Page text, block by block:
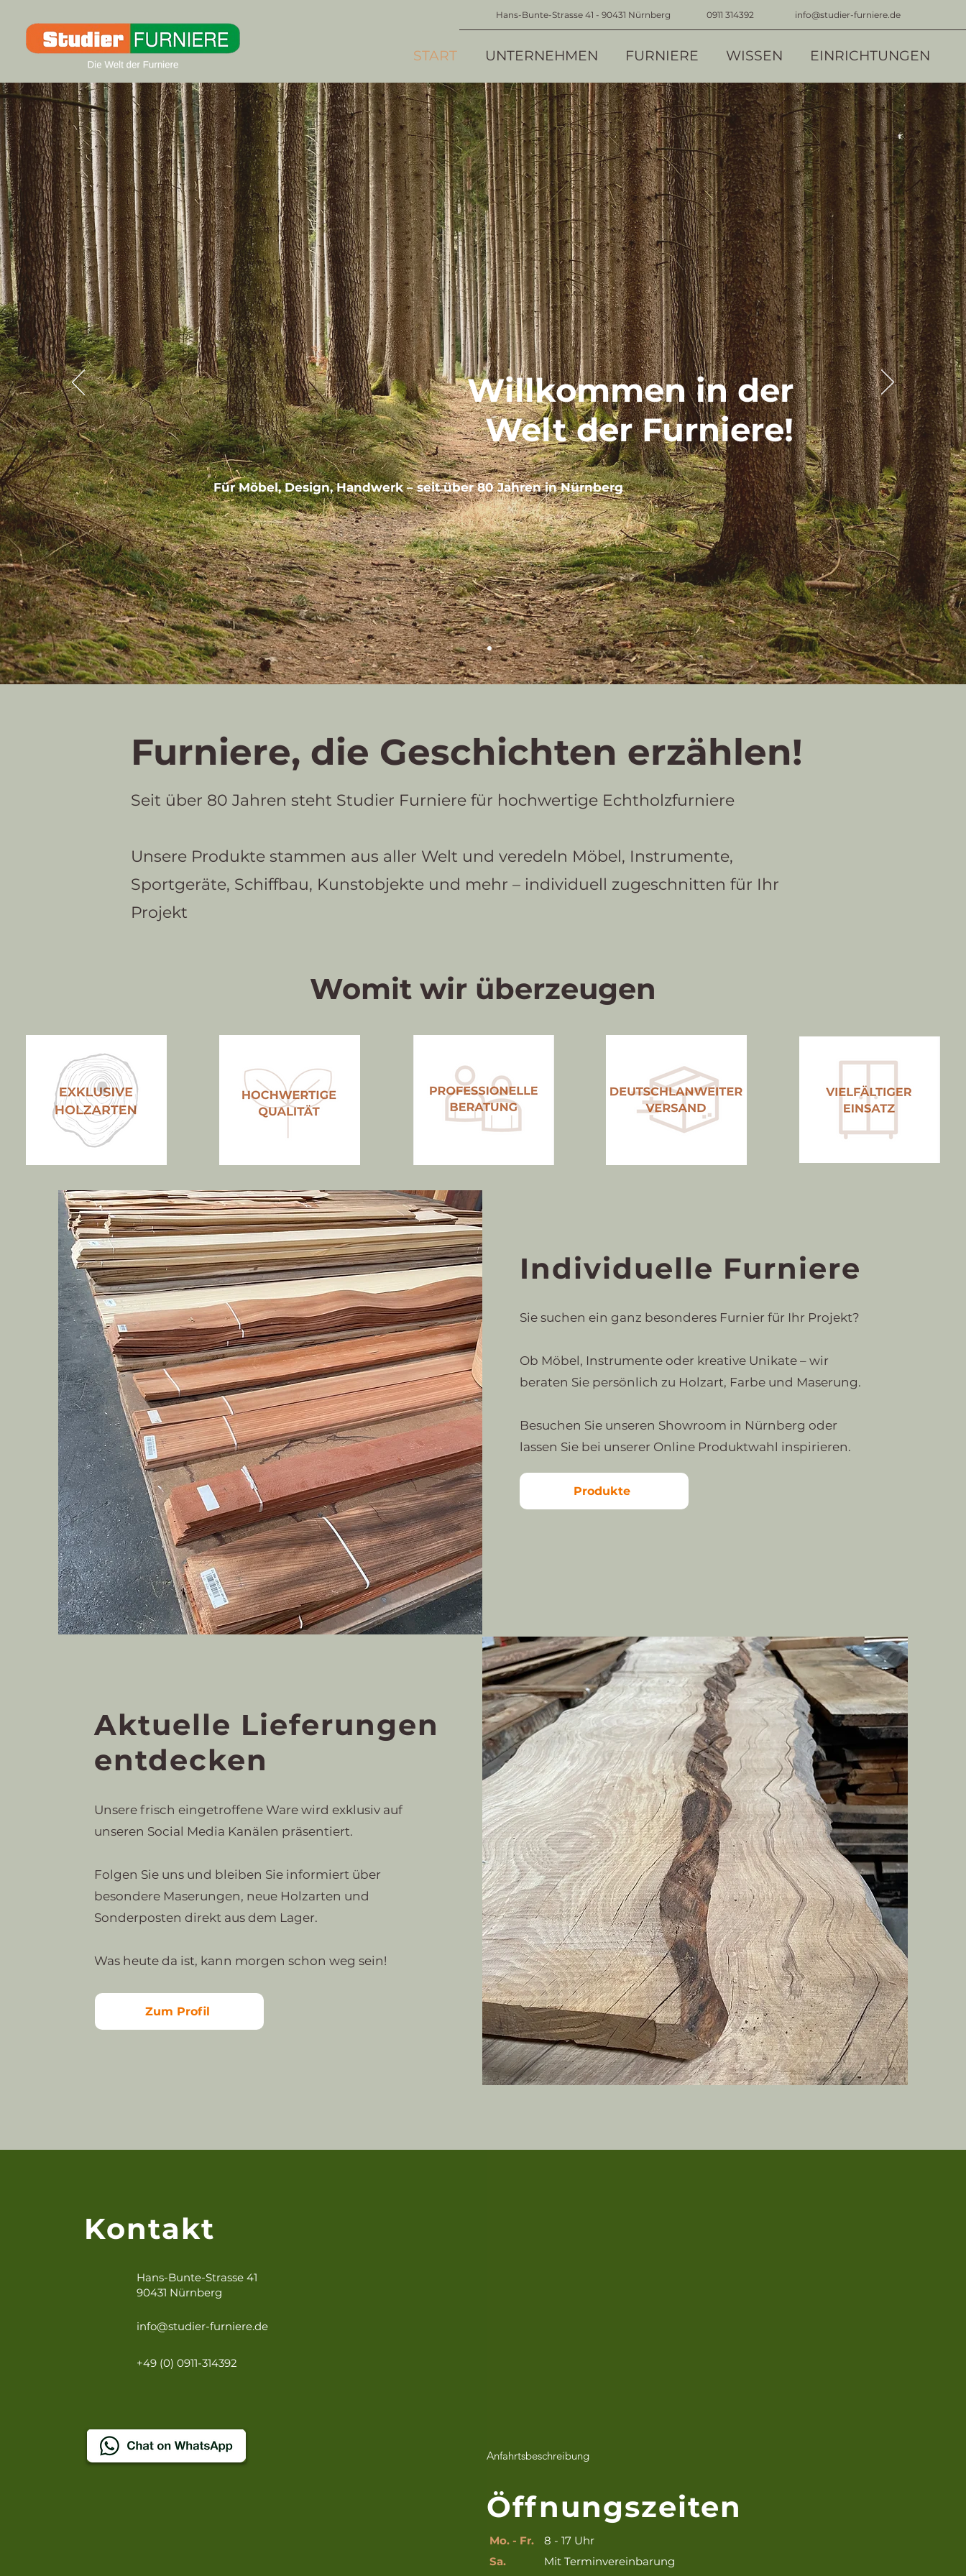
Hans-Bunte-Strasse 41 - 90431 Nürnberg 0911 314392 info@studier-furniere.de
START UNTERNEHMEN FURNIERE WISSEN EINRICHTUNGEN
Willkommen in der
Welt der Furniere!
Für Möbel, Design, Handwerk – seit über 80 Jahren in Nürnberg
Furniere, die Geschichten erzählen!
Seit über 80 Jahren steht Studier Furniere für hochwertige Echtholzfurniere
Unsere Produkte stammen aus aller Welt und veredeln Möbel, Instrumente,
Sportgeräte, Schiffbau, Kunstobjekte und mehr – individuell zugeschnitten für Ihr
Projekt
Womit wir überzeugen
Individuelle Furniere
Sie suchen ein ganz besonderes Furnier für Ihr Projekt?
Ob Möbel, Instrumente oder kreative Unikate – wir
beraten Sie persönlich zu Holzart, Farbe und Maserung.
Besuchen Sie unseren Showroom in Nürnberg oder
lassen Sie bei unserer Online Produktwahl inspirieren.
Produkte
Aktuelle Lieferungen
entdecken
Unsere frisch eingetroffene Ware wird exklusiv auf
unseren Social Media Kanälen präsentiert.
Folgen Sie uns und bleiben Sie informiert über
besondere Maserungen, neue Holzarten und
Sonderposten direkt aus dem Lager.
Was heute da ist, kann morgen schon weg sein!
Zum Profil
Kontakt
Hans-Bunte-Strasse 41
90431 Nürnberg
info@studier-furniere.de
+49 (0) 0911-314392
Anfahrtsbeschreibung
Öffnungszeiten
Mo. - Fr.
8 - 17 Uhr
Sa.
Mit Terminvereinbarung